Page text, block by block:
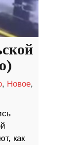
, Новое,
как